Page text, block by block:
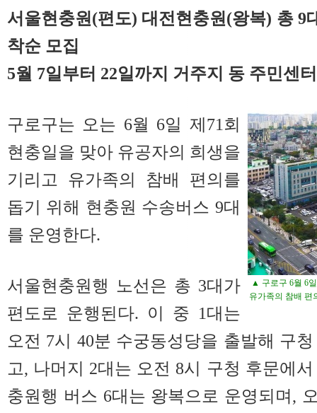
서울현충원(편도) 대전현충원(왕복) 총
착순 모집
5월 7일부터 22일까지 거주지 동 주민센
▲ 구로구 6월 6
유가족의 참배 편
구로구는 오는 6월 6일 제71회
현충일을 맞아 유공자의 희생을
기리고 유가족의 참배 편의를
돕기 위해 현충원 수송버스 9대
를 운영한다.
서울현충원행 노선은 총 3대가
편도로 운행된다. 이 중 1대는
오전 7시 40분 수궁동성당을 출발해 구
고, 나머지 2대는 오전 8시 구청 후문에
충원행 버스 6대는 왕복으로 운영되며,